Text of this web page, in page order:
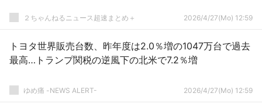
２ちゃんねるニュース超速まとめ＋ 2026/4/27(Mo) 12:59
トヨタ世界販売台数、昨年度は2.0％増の1047万台で過去
最高…トランプ関税の逆風下の北米で7.2％増
ゆめ痛 -NEWS ALERT- 2026/4/27(Mo) 12:59